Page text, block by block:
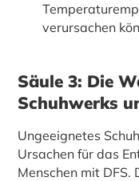
verursachen
Säule 3: Die
Schuhwerks
Ungeeignetes
Ursachen für das
Menschen mit